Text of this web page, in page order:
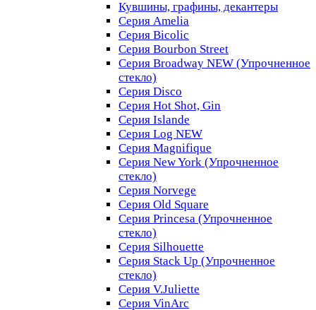
Кувшины, графины, декантеры
Серия Amelia
Серия Bicolic
Серия Bourbon Street
Серия Broadway NEW (Упрочненное
стекло)
Серия Disco
Серия Hot Shot, Gin
Серия Islande
Серия Log NEW
Серия Magnifique
Серия New York (Упрочненное
стекло)
Серия Norvege
Серия Old Square
Серия Princesa (Упрочненное
стекло)
Серия Silhouette
Серия Stack Up (Упрочненное
стекло)
Серия V.Juliette
Серия VinArc